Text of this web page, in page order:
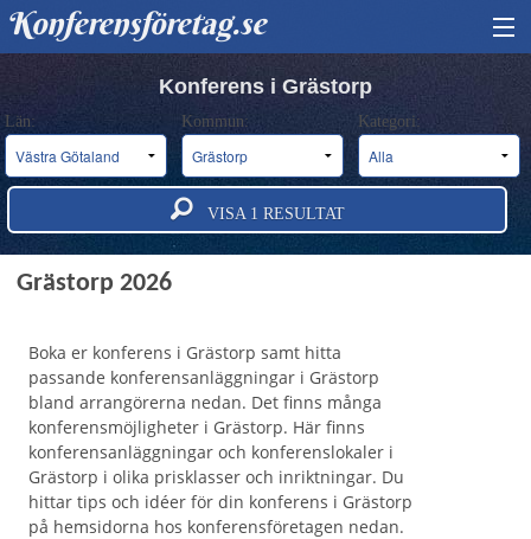
Konferensföretag.se
HITTA KONFERENS
BOKA KONFERENS
OM OSS
ANNONSERA
Konferens i Grästorp
Län: Kommun: Kategori:
VISA 1 RESULTAT
Konferens och konferensanläggningar i
Grästorp 2026
Boka er konferens i Grästorp samt hitta
passande konferensanläggningar i Grästorp
bland arrangörerna nedan. Det finns många
konferensmöjligheter i Grästorp. Här finns
konferensanläggningar och konferenslokaler i
Grästorp i olika prisklasser och inriktningar. Du
hittar tips och idéer för din konferens i Grästorp
på hemsidorna hos konferensföretagen nedan.